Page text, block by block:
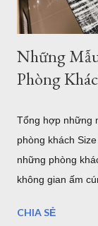
Những
Phòng
Tổng hợp những
phòng khách
những phòng
không gian ấm
chiều dài 3.4m
CHIA SẺ